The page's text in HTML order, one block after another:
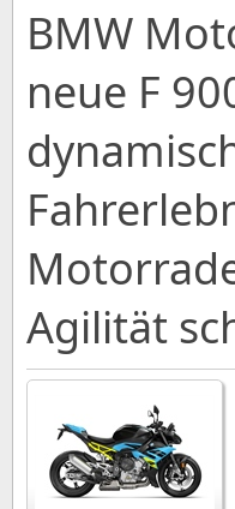
BMW
neue F
Agilität